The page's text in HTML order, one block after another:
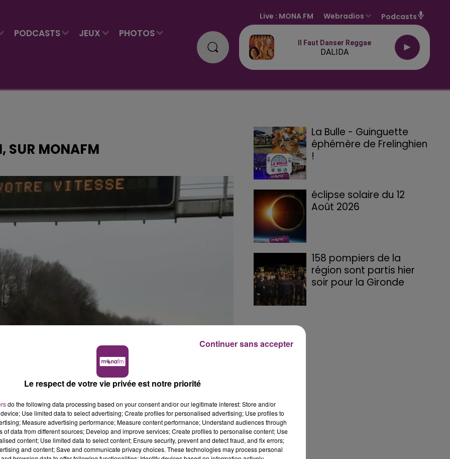
PODCASTS JEUX PHOTOS
Live : MONA FM Webradios Podcasts
Il Faut Danser Reggae
DALIDA
SUR MONAFM
23/02)
et jusqu'à lundi, à cause d'un épisode de pollution
début décembre, a été retrouvé, sans son butin
La Bulle - Guinguette
éphémère de Frelinghien
!
éclipse solaire du 12
Août 2026
158 pompiers de la
région sont partis hier
soir pour la Gironde
Le respect de votre vie privée est notre priorité
do the following data processing based on your consent and/or our legitimate interest: Store and/or
Use limited data to select advertising; Create profiles for personalised advertising; Use profiles to
Measure advertising performance; Measure content performance; Understand audiences through
of data from different sources; Develop and improve services; Create profiles to personalise content; Use
content; Use limited data to select content; Ensure security, prevent and detect fraud, and fix errors;
and content; Save and communicate privacy choices. These technologies may process personal
Continuer sans accepter